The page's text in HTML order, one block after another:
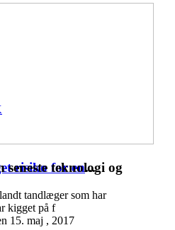
risiko for en...
tandlæger som har
kigget på f
15. maj , 2017
seneste teknologi og